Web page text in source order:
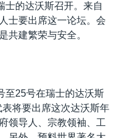
士的达沃斯召开。来自
士要出席这一论坛。会
共建繁荣与安全。
至25号在瑞士的达沃斯
将要出席这次达沃斯年
领导人、宗教领袖、工